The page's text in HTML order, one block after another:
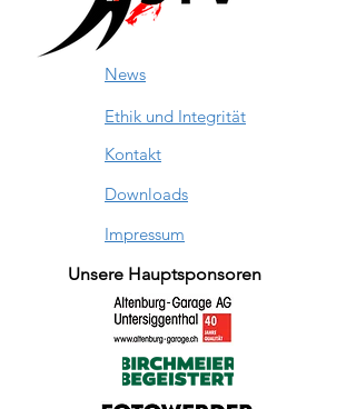
News
Ethik und Integrität
Kontakt
Downloads
Impressum
Unsere Hauptsponsoren